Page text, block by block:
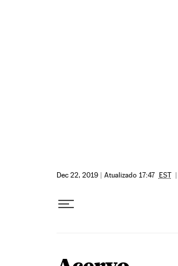
Dec 22, 2019 | Atualizado 17:47 EST |